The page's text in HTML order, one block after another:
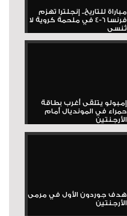
مباراة للتاريخ.. إنجلترا تهزم
فرنسا 6-4 في ملحمة كروية لا
تُنسى
إمبولو يتلقى أغرب بطاقة
حمراء في المونديال أمام
الأرجنتين
هدف جوردون الأول في مرمى
الأرجنتين